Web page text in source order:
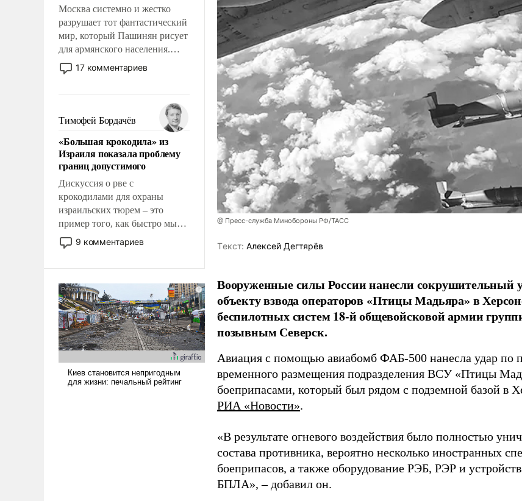
Москва системно и жестко
разрушает тот фантастический
мир, который Пашинян рисует
для армянского населения.
Мир, где политические
прожекты будут безусловно
налогоплательщиков и где
Еревану за свои поступки не
нужно отвечать.
17 комментариев
Тимофей Бордачёв
«Большая крокодила» из
Израиля показала проблему
границ допустимого
Дискуссия о рве с
крокодилами для охраны
израильских тюрем – это
пример того, как быстро мы
двигаемся по пути
революционных изменений.
псевдонаучной фантастики,
стало всерьез обсуждаемой
идеей.
9 комментариев
@ Пресс-служба Минобороны РФ/ТАСС
Tекст: Алексей Дегтярёв
Вооруженные силы России нанесли сокрушительный
объекту взвода операторов «Птицы Мадьяра» в
беспилотных систем 18-й общевойсковой армии
позывным Северск.
Авиация с помощью авиабомб ФАБ-500 нанесла удар по
временного размещения подразделения ВСУ «Птицы
боеприпасами, который был рядом с подземной базой в
РИА «Новости».
«В результате огневого воздействия было полностью
состава противника, вероятно несколько иностранных
боеприпасов, а также оборудование РЭБ, РЭР и
БПЛА», – добавил он.